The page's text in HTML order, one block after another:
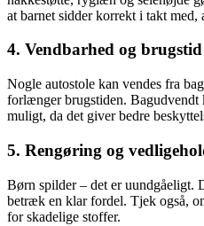
at barnet sidder korrekt i takt med,
4. Vendbarhed og brugstid
Nogle autostole kan vendes fra
forlænger brugstiden. Bagudvendt
muligt, da det giver bedre
5. Rengøring og
Børn spilder – det er uundgåeligt.
betræk en klar fordel. Tjek også,
for skadelige stoffer.